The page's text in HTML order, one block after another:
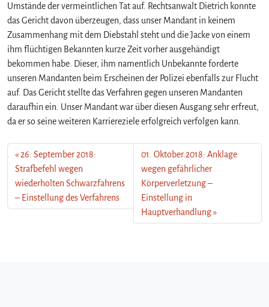
Umstände der vermeintlichen Tat auf. Rechtsanwalt Dietrich konnte
das Gericht davon überzeugen, dass unser Mandant in keinem
Zusammenhang mit dem Diebstahl steht und die Jacke von einem
ihm flüchtigen Bekannten kurze Zeit vorher ausgehändigt
bekommen habe. Dieser, ihm namentlich Unbekannte forderte
unseren Mandanten beim Erscheinen der Polizei ebenfalls zur Flucht
auf. Das Gericht stellte das Verfahren gegen unseren Mandanten
daraufhin ein. Unser Mandant war über diesen Ausgang sehr erfreut,
da er so seine weiteren Karriereziele erfolgreich verfolgen kann.
26. September 2018:
Strafbefehl wegen
wiederholten Schwarzfahrens
– Einstellung des Verfahrens
01. Oktober.2018: Anklage
wegen gefährlicher
Körperverletzung –
Einstellung in
Hauptverhandlung